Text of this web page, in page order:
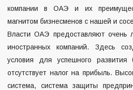
компании в ОАЭ и их
магнитом бизнесменов с нашей и
Власти ОАЭ предоставляют очень
иностранных компаний. Здесь
условия для успешного развития
отсутствует налог на прибыль.
система, система защиты